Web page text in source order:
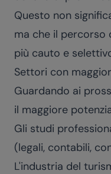
Questo non
ma che il percorso
più cauto e
Settori con
Guardando ai
il maggiore
Gli studi
(legali, contabili,
L'industria del